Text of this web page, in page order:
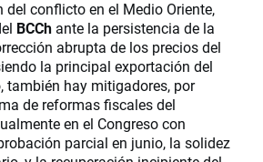
conflicto en el Medio Oriente,
BCCh ante la persistencia de la
abrupta de los precios del
la principal exportación del
también hay mitigadores, por
de reformas fiscales del
en el Congreso con
parcial en junio, la solidez